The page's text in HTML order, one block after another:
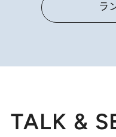
ラ
TALK &